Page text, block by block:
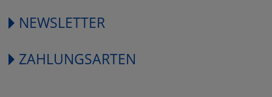
NEWSLETTER
ZAHLUNGSARTEN